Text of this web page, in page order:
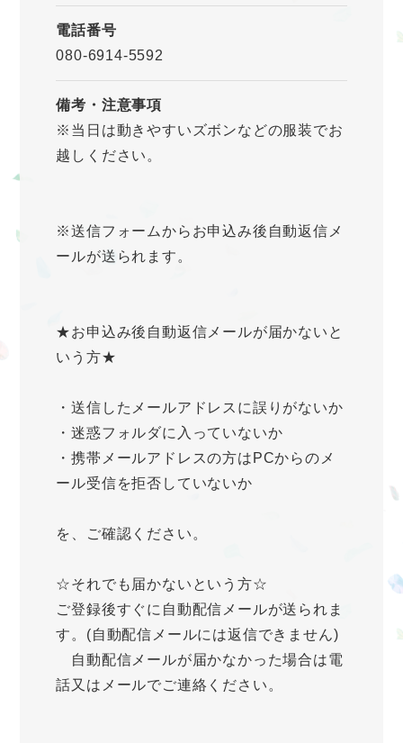
電話番号
080-6914-5592
備考・注意事項
※当日は動きやすいズボンなどの服装でお
越しください。
※送信フォームからお申込み後自動返信メ
ールが送られます。
★お申込み後自動返信メールが届かないと
いう方★
・送信したメールアドレスに誤りがないか
・迷惑フォルダに入っていないか
・携帯メールアドレスの方はPCからのメ
ール受信を拒否していないか
を、ご確認ください。
☆それでも届かないという方☆
ご登録後すぐに自動配信メールが送られま
す。(自動配信メールには返信できません)
自動配信メールが届かなかった場合は電
話又はメールでご連絡ください。